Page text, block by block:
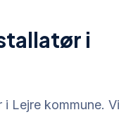
i
Lejre kommune. Vi